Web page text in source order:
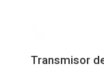
Transmisor